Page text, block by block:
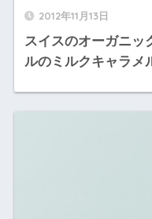
2012年11月13日
スイスのオーガニ
ルのミルクキャラメ